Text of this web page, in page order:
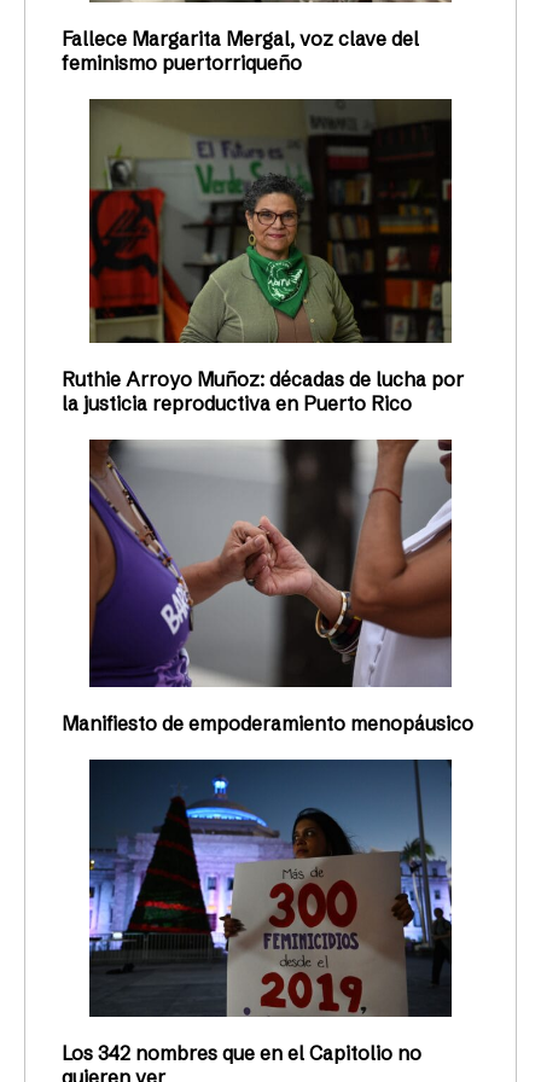
Fallece Margarita Mergal, voz clave del
feminismo puertorriqueño
Ruthie Arroyo Muñoz: décadas de lucha por
la justicia reproductiva en Puerto Rico
Manifiesto de empoderamiento menopáusico
Los 342 nombres que en el Capitolio no